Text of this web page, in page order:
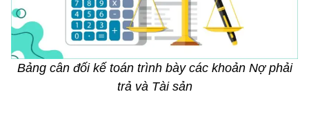
Bảng cân đối kế toán trình bày các khoản Nợ phải
trả và Tài sản